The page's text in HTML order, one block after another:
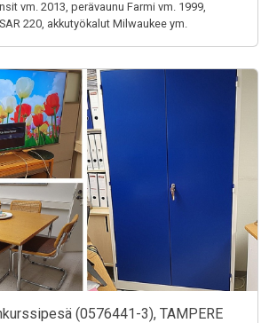
vm. 2013, perävaunu Farmi vm. 1999,
220, akkutyökalut Milwaukee ym.
(0576441-3), TAMPERE